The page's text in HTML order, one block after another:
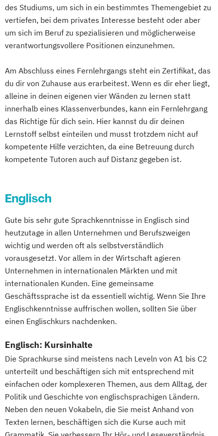
C# Software-Entwickler
C++ Programmierer CAD-Konstrukteur
CRM-Manager
Cambridge Certificate in Advanced English
Certified UX Designer
Comic- und Karikatur-Zeichnen
Controller
Controlling
Datenbankentwickler für Microsoft SQL
Server
Deutsch B1 Deutsch Oberstufe
Digitale Fotografie
E-Commerce-Manager
E-Commerce-Manager (IHK)
E-Learning Trainer
Elektrische Steuerungs- und
Regelungstechnik
Elektronik für technische Berufe
Elektrotechnik
Elektrotechnik für Techniker und
Energiemanager
Englisch - Gesamtlehrgang
Englisch - Grundkurs
Englisch für den Beruf
Englisch für den Beruf B1/B2
Englische Handels- und
Betriebswirtschaftslehre U.K./USA
Gesundheitsmanagement
Grundlagenwissen für
Personalmanager/innen
Grundlagenwissen für
Human Resource Management
IT-Management IT-Projektmanagement
Informatik Intercultural Management
Intercultural Management - in English
Interkulturelle Psychologie
Internationales Wirtschaftsrecht
Logistik & Supply Chain Management
Systeme Technologien
Logistikmanagement
Logistische Funktionsbereiche
Managing Diversity Marketing
Marketing & Sales Management
Markt- und Werbepsychologie
Materialflusssysteme - Technologien
Planung und Steuerung
Nachhaltigkeitsmanagement
Personal & Organisation
Personalmanagement & Corporate
Learning
Pflege Pflegemanagement
Planung logistischer Netzwerke
Politikwissenschaft & Management
Betriebswirt - Schwerpunkt Logistik
Betriebswirt - Schwerpunkt
Personalwirtschaft
Touristik/Fremdenverkehr
Betriebswirt - Schwerpunkt
Wirtschaftsinformatik
Betriebswirt Non-Profit-Organisationen
Bilanzbuchhaltung International
Bilanzmanagement
Biografisches Schreiben
Buchführung und Bilanz Buchhalter/in
(CAE)
Cambridge First Certificate in English
Deutsch Oberstufe Deutsch im Beruf
Digitale Fotografie
Digitale Musikproduktion
Drehbuchautor/in
Englisch Gesamtlehrgang
Englisch Grundkurs
Englisch für den Beruf B1/B2
Englische Handels- und
Betriebswirtschaftslehre
English for International Tourism
Ernährungsberater/in Fotodesign
Fotografie - professionell gemacht
Gartengestaltung
Geprüfte/r 3D-Designer/in
Geprüfte/r Ayurveda-
des Studiums, um sich in ein bestimmtes Themengebiet zu
vertiefen, bei dem privates Interesse besteht oder aber
um sich im Beruf zu spezialisieren und möglicherweise
verantwortungsvollere Positionen einzunehmen.
Am Abschluss eines Fernlehrgangs steht ein Zertifikat, das
du dir von Zuhause aus erarbeitest. Wenn es dir eher liegt,
alleine in deinen eigenen vier Wänden zu lernen statt
innerhalb eines Klassenverbundes, kann ein Fernlehrgang
das Richtige für dich sein. Hier kannst du dir deinen
Lernstoff selbst einteilen und musst trotzdem nicht auf
kompetente Hilfe verzichten, da eine Betreuung durch
kompetente Tutoren auch auf Distanz gegeben ist.
Englisch
Gute bis sehr gute Sprachkenntnisse in Englisch sind
heutzutage in allen Unternehmen und Berufszweigen
wichtig und werden oft als selbstverständlich
vorausgesetzt. Vor allem in der Wirtschaft agieren
Unternehmen in internationalen Märkten und mit
internationalen Kunden. Eine gemeinsame
Geschäftssprache ist da essentiell wichtig. Wenn Sie Ihre
Englischkenntnisse auffrischen wollen, sollten Sie über
einen Englischkurs nachdenken.
Englisch: Kursinhalte
Die Sprachkurse sind meistens nach Leveln von A1 bis C2
unterteilt und beschäftigen sich mit entsprechend mit
einfachen oder komplexeren Themen, aus dem Alltag, der
Politik und Geschichte von englischsprachigen Ländern.
Neben den neuen Vokabeln, die Sie meist Anhand von
Texten lernen, beschäftigen sich die Kurse auch mit